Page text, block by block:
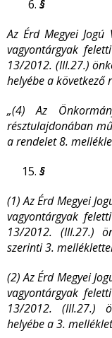
§
Az Érd Megyei
vagyontárgyak
13/2012. (III.27.)
helyébe a következő
„(4) Az
résztulajdonában
a rendelet 8.
§
(1) Az Érd Megyei
vagyontárgyak
13/2012. (III.27.)
szerinti 3.
(2) Az Érd Megyei
vagyontárgyak
13/2012. (III.27.)
helyébe a 3.